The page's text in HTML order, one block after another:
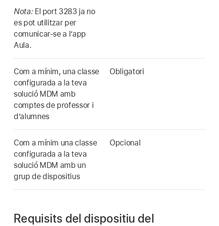
Nota: El port 3283 ja no
es pot utilitzar per
comunicar‑se a l’app
Aula.
Com a mínim, una classe
configurada a la teva
solució MDM amb
comptes de professor i
d’alumnes
Obligatori
Com a mínim una classe
configurada a la teva
solució MDM amb un
grup de dispositius
Opcional
Requisits del dispositiu del